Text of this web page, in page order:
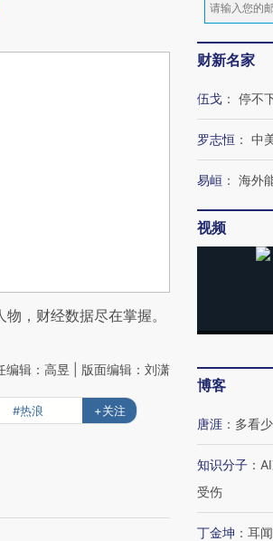
，财经数据尽在掌握。
编辑：高昱 | 版面编辑：刘潇
#热浪 +关注
财新名家
伍戈 ： 停不
罗志恒 ： 中
易峘 ： 海外
视频
博客
唐涯 ： 多看
知识分子 ：
受伤
丁金坤 ： 耳